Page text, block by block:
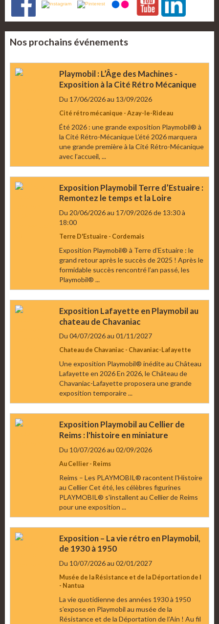
Nos prochains événements
Playmobil : L’Âge des Machines -
Exposition à la Cité Rétro Mécanique
Du 17/06/2026au 13/09/2026
Cité rétro mécanique - Azay-le-Rideau
Été 2026 : une grande exposition Playmobil® à
la Cité Rétro-Mécanique L’été 2026 marquera
une grande première à la Cité Rétro-Mécanique
avec l’accueil, ...
Exposition Playmobil Terre d’Estuaire :
Remontez le temps et la Loire
Du 20/06/2026au 17/09/2026de 13:30à
18:00
Terre D'Estuaire - Cordemais
Exposition Playmobil® à Terre d’Estuaire : le
grand retour après le succès de 2025 ! Après le
formidable succès rencontré l’an passé, les
Playmobil® ...
Exposition Lafayette en Playmobil au
chateau de Chavaniac
Du 04/07/2026au 01/11/2027
Chateau de Chavaniac - Chavaniac-Lafayette
Une exposition Playmobil® inédite au Château
Lafayette en 2026 En 2026, le Château de
Chavaniac-Lafayette proposera une grande
exposition temporaire ...
Exposition Playmobil au Cellier de
Reims : l'histoire en miniature
Du 10/07/2026au 02/09/2026
Au Cellier - Reims
Reims – Les PLAYMOBIL® racontent l'Histoire
au Cellier Cet été, les célèbres figurines
PLAYMOBIL® s'installent au Cellier de Reims
pour une exposition ...
Exposition – La vie rétro en Playmobil,
de 1930 à 1950
Du 10/07/2026au 02/01/2027
Musée de la Résistance et de la Déportation de l
- Nantua
La vie quotidienne des années 1930 à 1950
s’expose en Playmobil au musée de la
Résistance et de la Déportation de l’Ain ! Au fil